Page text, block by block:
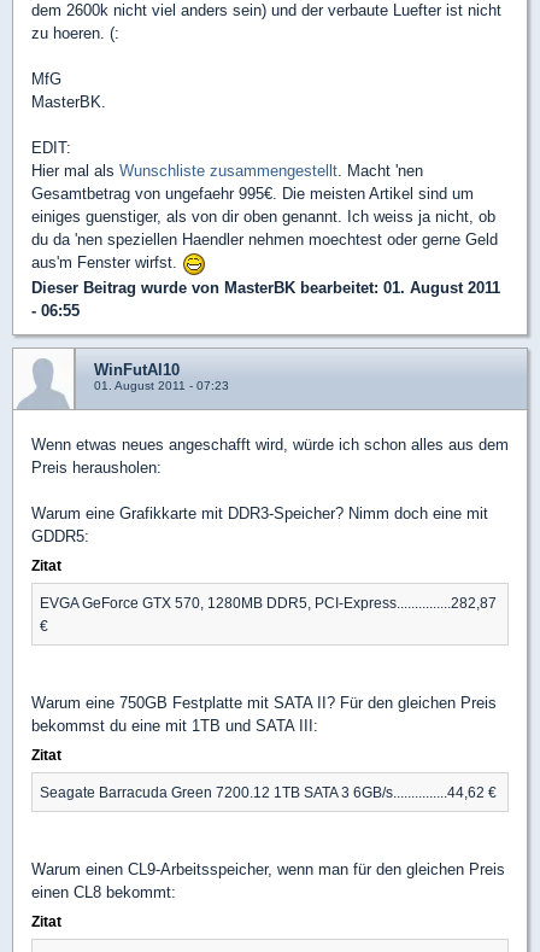
dem 2600k nicht viel anders sein) und der verbaute Luefter ist nicht
zu hoeren. (:
MfG
MasterBK.
EDIT:
Hier mal als Wunschliste zusammengestellt. Macht 'nen
Gesamtbetrag von ungefaehr 995€. Die meisten Artikel sind um
einiges guenstiger, als von dir oben genannt. Ich weiss ja nicht, ob
du da 'nen speziellen Haendler nehmen moechtest oder gerne Geld
aus'm Fenster wirfst.
Dieser Beitrag wurde von MasterBK bearbeitet: 01. August 2011
- 06:55
WinFutAl10
01. August 2011 - 07:23
Wenn etwas neues angeschafft wird, würde ich schon alles aus dem
Preis herausholen:
Warum eine Grafikkarte mit DDR3-Speicher? Nimm doch eine mit
GDDR5:
Zitat
EVGA GeForce GTX 570, 1280MB DDR5, PCI-Express...............282,87
€
Warum eine 750GB Festplatte mit SATA II? Für den gleichen Preis
bekommst du eine mit 1TB und SATA III:
Zitat
Seagate Barracuda Green 7200.12 1TB SATA 3 6GB/s...............44,62 €
Warum einen CL9-Arbeitsspeicher, wenn man für den gleichen Preis
einen CL8 bekommt:
Zitat